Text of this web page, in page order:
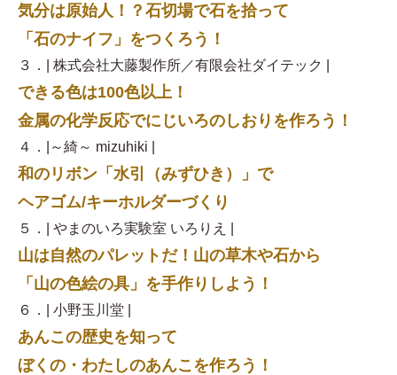
気分は原始人！？石切場で石を拾って
「石のナイフ」をつくろう！
３．| 株式会社大藤製作所／有限会社ダイテック |
できる色は100色以上！
金属の化学反応でにじいろのしおりを作ろう！
４．|～綺～ mizuhiki |
和のリボン「水引（みずひき）」で
ヘアゴム/キーホルダーづくり
５．| やまのいろ実験室 いろりえ |
山は自然のパレットだ！山の草木や石から
「山の色絵の具」を手作りしよう！
６．| 小野玉川堂 |
あんこの歴史を知って
ぼくの・わたしのあんこを作ろう！